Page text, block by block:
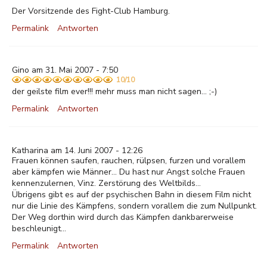
Der Vorsitzende des Fight-Club Hamburg.
Permalink
Antworten
Gino am 31. Mai 2007 - 7:50
10/10
der geilste film ever!!! mehr muss man nicht sagen... ;-)
Permalink
Antworten
Katharina am 14. Juni 2007 - 12:26
Frauen können saufen, rauchen, rülpsen, furzen und vorallem
aber kämpfen wie Männer... Du hast nur Angst solche Frauen
kennenzulernen, Vinz. Zerstörung des Weltbilds...
Übrigens gibt es auf der psychischen Bahn in diesem Film nicht
nur die Linie des Kämpfens, sondern vorallem die zum Nullpunkt.
Der Weg dorthin wird durch das Kämpfen dankbarerweise
beschleunigt...
Permalink
Antworten